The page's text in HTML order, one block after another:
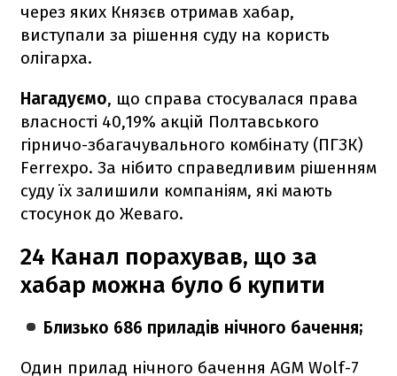
через яких Князєв отримав хабар,
виступали за рішення суду на користь
олігарха.
Нагадуємо, що справа стосувалася права
власності 40,19% акцій Полтавського
гірничо-збагачувального комбінату (ПГЗК)
Ferrexpo. За нібито справедливим рішенням
суду їх залишили компаніям, які мають
стосунок до Жеваго.
24 Канал порахував, що за
хабар можна було б купити
Близько 686 приладів нічного бачення;
Один прилад нічного бачення AGM Wolf-7